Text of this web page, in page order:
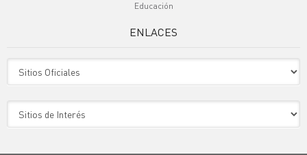
Educación
ENLACES